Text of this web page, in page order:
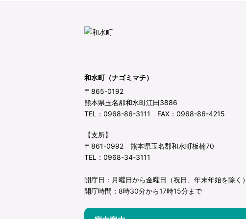
和水町（ナゴミマチ）
〒865-0192
熊本県玉名郡和水町江田3886
TEL：0968-86-3111 FAX：0968-86-4215
【支所】
〒861-0992 熊本県玉名郡和水町板楠70
TEL：0968-34-3111
開庁日：月曜日から金曜日（祝日、年末年始を除く）
開庁時間：8時30分から17時15分まで